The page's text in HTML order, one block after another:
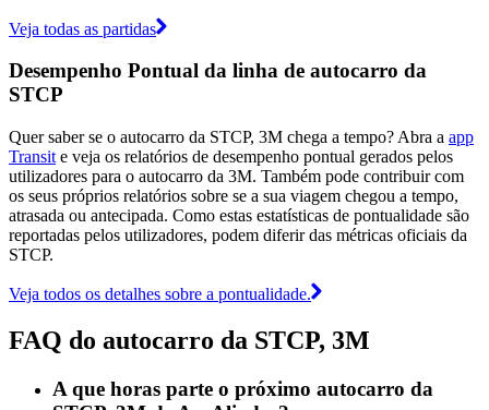
Veja todas as partidas
Desempenho Pontual da linha de autocarro da
STCP
Quer saber se o autocarro da STCP, 3M chega a tempo? Abra a app
Transit e veja os relatórios de desempenho pontual gerados pelos
utilizadores para o autocarro da 3M. Também pode contribuir com
os seus próprios relatórios sobre se a sua viagem chegou a tempo,
atrasada ou antecipada. Como estas estatísticas de pontualidade são
reportadas pelos utilizadores, podem diferir das métricas oficiais da
STCP.
Veja todos os detalhes sobre a pontualidade.
FAQ do autocarro da STCP, 3M
A que horas parte o próximo autocarro da